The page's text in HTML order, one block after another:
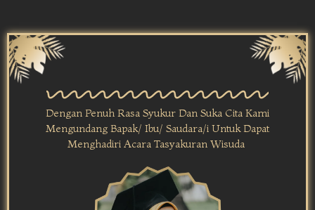
Dengan Penuh Rasa Syukur Dan Suka Cita Kami
Mengundang Bapak/ Ibu/ Saudara/i Untuk Dapat
Menghadiri Acara Tasyakuran Wisuda